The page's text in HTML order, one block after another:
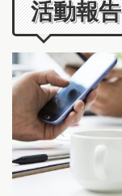
活動報告